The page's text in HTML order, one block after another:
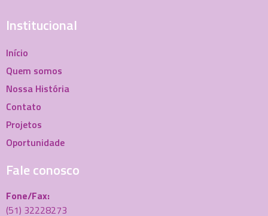
Institucional
Início
Quem somos
Nossa História
Contato
Projetos
Oportunidade
Fale conosco
Fone/Fax:
(51) 32228273